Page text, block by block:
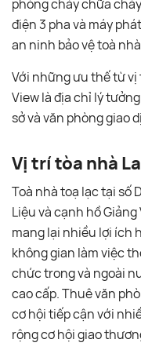
phòng cháy chữa
điện 3 pha và máy
an ninh bảo vệ toà
Với những ưu thế từ vị
View là địa chỉ lý
sở và văn phòng giao
Vị trí tòa nhà
Toà nhà toạ lạc tại số
Liệu và cạnh hồ
mang lại nhiều lợi ích
không gian làm việc
chức trong và ngoài
cao cấp. Thuê văn
cơ hội tiếp cận với
rộng cơ hội giao